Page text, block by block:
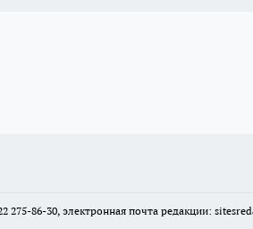
275-86-30, электронная почта редакции: